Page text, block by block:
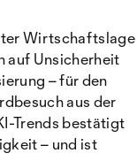
Wirtschaftslage
auf Unsicherheit
– für den
aus der
Trends bestätigt
– und ist